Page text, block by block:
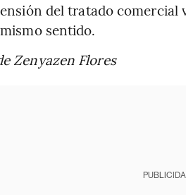
del tratado comercial
sentido.
Zenyazen Flores